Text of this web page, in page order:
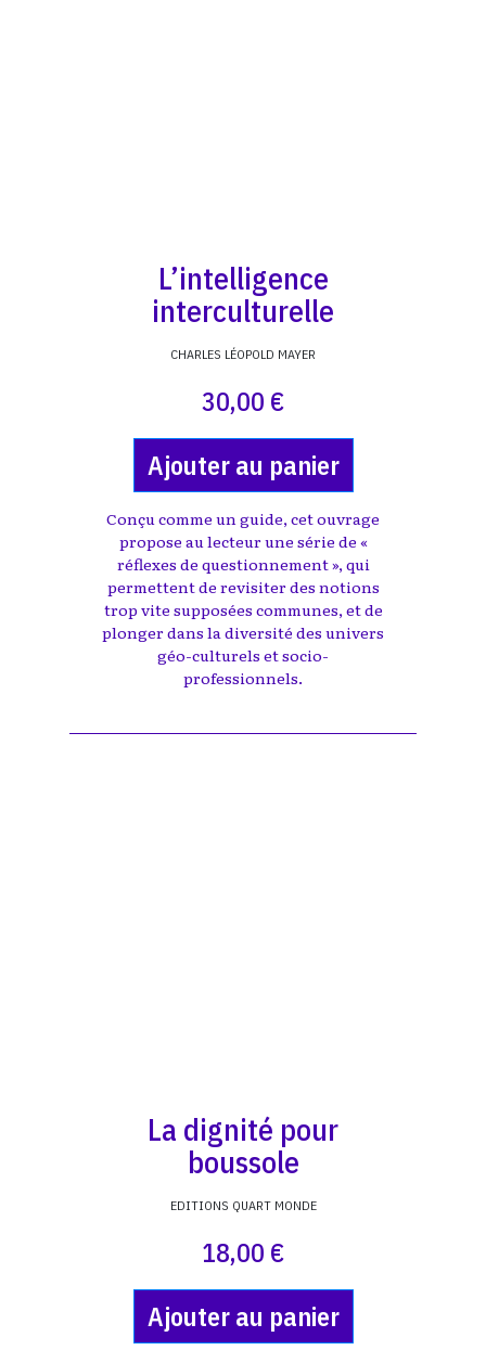
L’intelligence
interculturelle
CHARLES LÉOPOLD MAYER
30,00 €
Ajouter au panier
Conçu comme un guide, cet ouvrage
propose au lecteur une série de «
réflexes de questionnement », qui
permettent de revisiter des notions
trop vite supposées communes, et de
plonger dans la diversité des univers
géo-culturels et socio-
professionnels.
La dignité pour
boussole
EDITIONS QUART MONDE
18,00 €
Ajouter au panier